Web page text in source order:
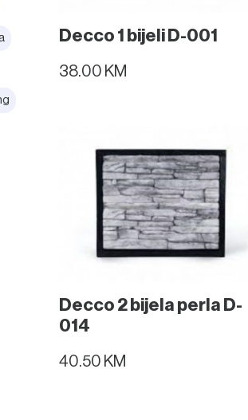
Decco 1 bijeli D-001
38.00 KM
Decco 2 bijela perla D-
014
40.50 KM